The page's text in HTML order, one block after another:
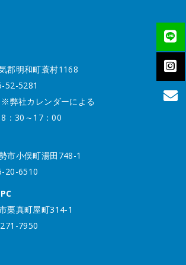
郡明和町蓑村1168
52-5281
弊社カレンダーによる
：30～17：00
市小俣町湯田748-1
20-6510
栗真町屋町314-1
7950